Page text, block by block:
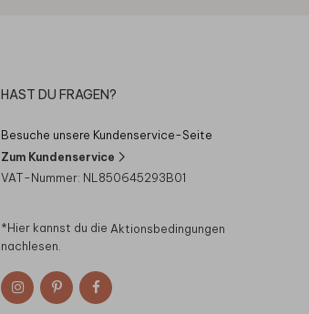
HAST DU FRAGEN?
Besuche unsere Kundenservice-Seite
Zum Kundenservice
VAT-Nummer: NL850645293B01
*Hier kannst du die Aktionsbedingungen
nachlesen.